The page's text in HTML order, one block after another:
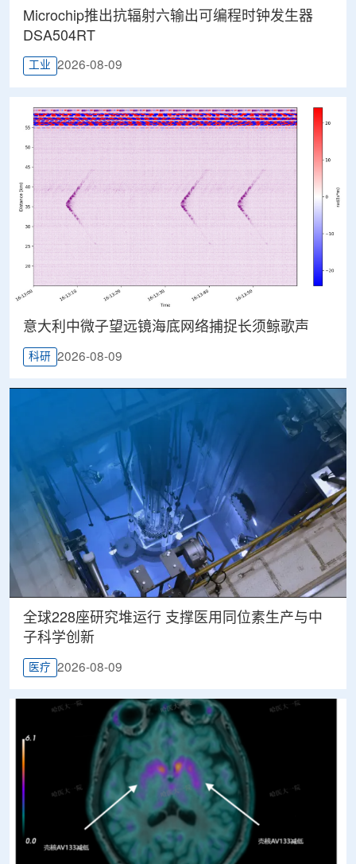
Microchip推出抗辐射六输出可编程时钟发生器
DSA504RT
工业 2026-08-09
意大利中微子望远镜海底网络捕捉长须鲸歌声
科研 2026-08-09
全球228座研究堆运行 支撑医用同位素生产与中
子科学创新
医疗 2026-08-09